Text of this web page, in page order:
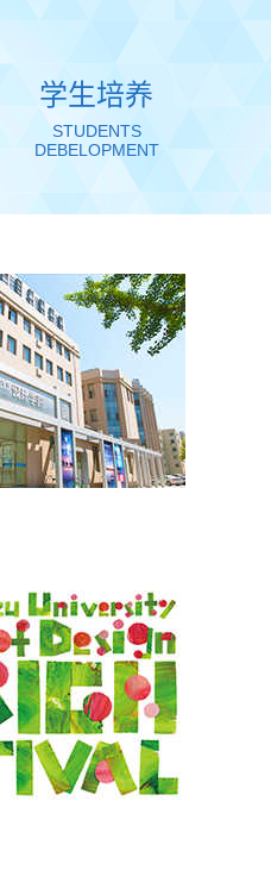
学生培养
STUDENTS
DEBELOPMENT